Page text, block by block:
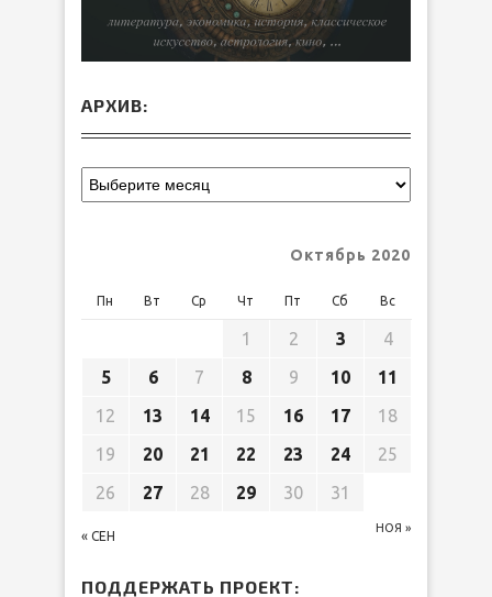
АРХИВ:
Октябрь 2020
Пн Вт Ср Чт Пт Сб Вс
« СЕН
НОЯ »
1 2 3
4
5
6 7 8 9 10
11
12
13 14 15 16 17
18
19
20 21 22 23 24
25
26
27 28 29 30 31
ПОДДЕРЖАТЬ ПРОЕКТ: